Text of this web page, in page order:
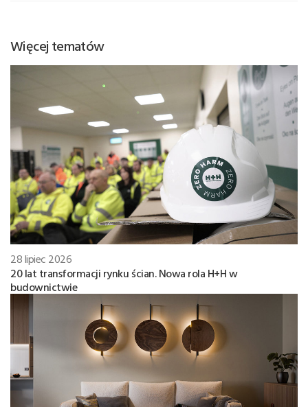
Więcej tematów
28 lipiec 2026
20 lat transformacji rynku ścian. Nowa rola H+H w
budownictwie